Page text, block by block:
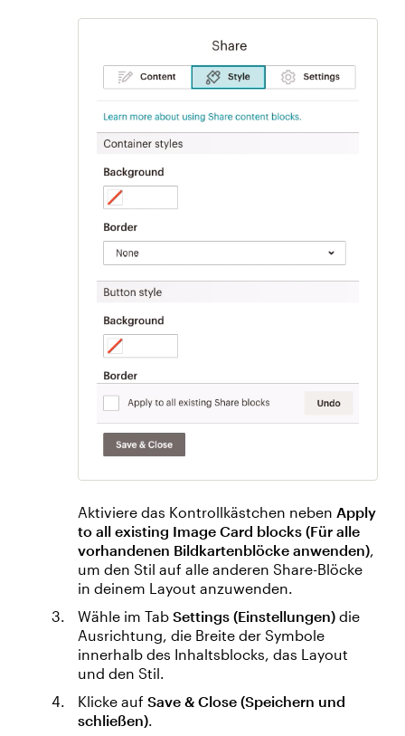
Aktiviere das Kontrollkästchen neben Apply
to all existing Image Card blocks (Für alle
vorhandenen Bildkartenblöcke anwenden),
um den Stil auf alle anderen Share-Blöcke
in deinem Layout anzuwenden.
Wähle im Tab Settings (Einstellungen) die
Ausrichtung, die Breite der Symbole
innerhalb des Inhaltsblocks, das Layout
und den Stil.
Klicke auf Save & Close (Speichern und
schließen).